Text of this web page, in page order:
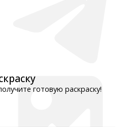
готовую раскраску!